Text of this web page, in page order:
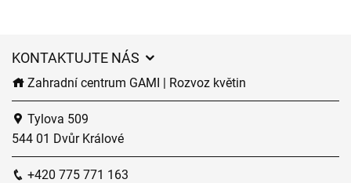
KONTAKTUJTE NÁS
Zahradní centrum GAMI | Rozvoz květin
Tylova 509
544 01 Dvůr Králové
+420 775 771 163